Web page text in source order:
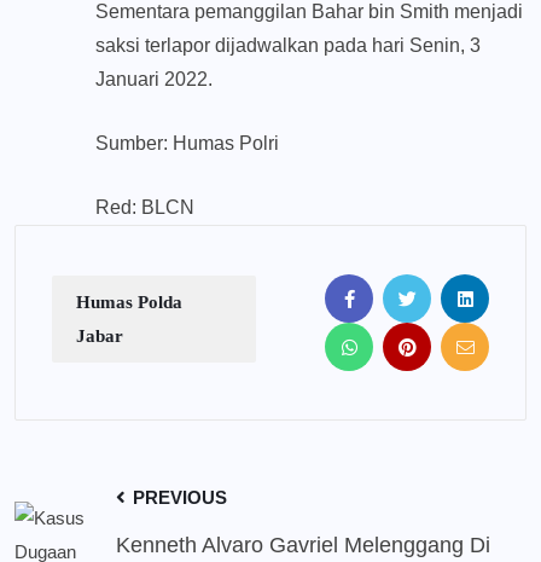
Sementara pemanggilan Bahar bin Smith menjadi
saksi terlapor dijadwalkan pada hari Senin, 3
Januari 2022.
Sumber: Humas Polri
Red: BLCN
Humas Polda
Jabar
PREVIOUS
Kenneth Alvaro Gavriel Melenggang Di